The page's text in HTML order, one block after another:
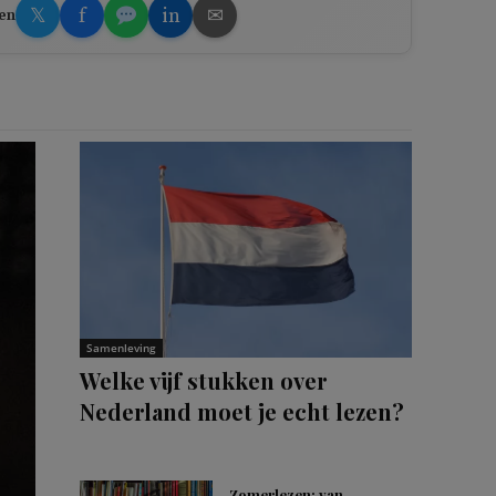
𝕏 f in ✉
Samenleving
Welke vijf stukken over
Nederland moet je echt lezen?